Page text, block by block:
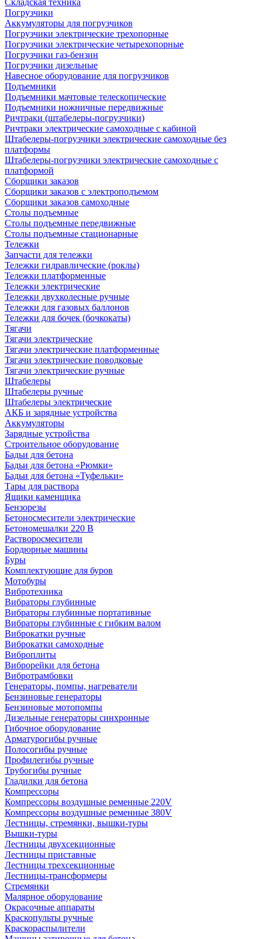
Складская техника
Погрузчики
Аккумуляторы для погрузчиков
Погрузчики электрические трехопорные
Погрузчики электрические четырехопорные
Погрузчики газ-бензин
Погрузчики дизельные
Навесное оборудование для погрузчиков
Подъемники
Подъемники мачтовые телескопические
Подъемники ножничные передвижные
Ричтраки (штабелеры-погрузчики)
Ричтраки электрические самоходные с кабиной
Штабелеры-погрузчики электрические самоходные без
платформы
Штабелеры-погрузчики электрические самоходные с
платформой
Сборщики заказов
Сборщики заказов с электроподъемом
Сборщики заказов самоходные
Столы подъемные
Столы подъемные передвижные
Столы подъемные стационарные
Тележки
Запчасти для тележки
Тележки гидравлические (роклы)
Тележки платформенные
Тележки электрические
Тележки двухколесные ручные
Тележки для газовых баллонов
Тележки для бочек (бочкокаты)
Тягачи
Тягачи электрические
Тягачи электрические платформенные
Тягачи электрические поводковые
Тягачи электрические ручные
Штабелеры
Штабелеры ручные
Штабелеры электрические
АКБ и зарядные устройства
Аккумуляторы
Зарядные устройства
Строительное оборудование
Бадьи для бетона
Бадьи для бетона «Рюмки»
Бадьи для бетона «Туфельки»
Тары для раствора
Ящики каменщика
Бензорезы
Бетоносмесители электрические
Бетономешалки 220 В
Растворосмесители
Бордюрные машины
Буры
Комплектующие для буров
Мотобуры
Вибротехника
Вибраторы глубинные
Вибраторы глубинные портативные
Вибраторы глубинные с гибким валом
Виброкатки ручные
Виброкатки самоходные
Виброплиты
Виброрейки для бетона
Вибротрамбовки
Генераторы, помпы, нагреватели
Бензиновые генераторы
Бензиновые мотопомпы
Дизельные генераторы синхронные
Гибочное оборудование
Арматурогибы ручные
Полосогибы ручные
Профилегибы ручные
Трубогибы ручные
Гладилки для бетона
Компрессоры
Компрессоры воздушные ременные 220V
Компрессоры воздушные ременные 380V
Лестницы, стремянки, вышки-туры
Вышки-туры
Лестницы двухсекционные
Лестницы приставные
Лестницы трехсекционные
Лестницы-трансформеры
Стремянки
Малярное оборудование
Окрасочные аппараты
Краскопульты ручные
Краскораспылители